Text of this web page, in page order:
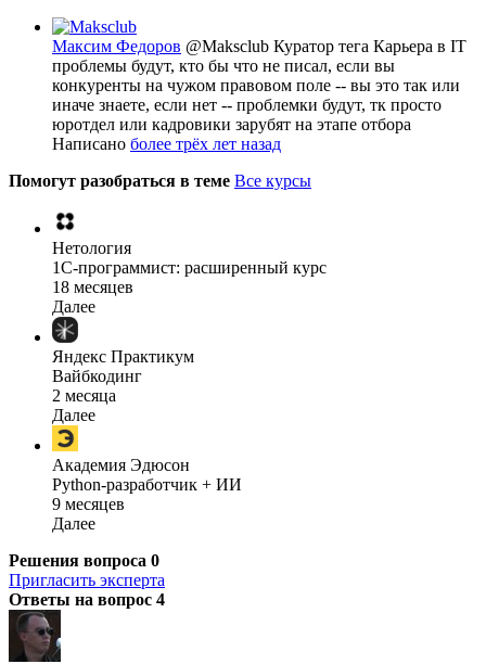
Максим Федоров @Maksclub Куратор тега Карьера в IT
проблемы будут, кто бы что не писал, если вы
конкуренты на чужом правовом поле -- вы это так или
иначе знаете, если нет -- проблемки будут, тк просто
юротдел или кадровики зарубят на этапе отбора
Написано более трёх лет назад
Помогут разобраться в теме Все курсы
Нетология
1C-программист: расширенный курс
18 месяцев
Далее
Яндекс Практикум
Вайбкодинг
2 месяца
Далее
Академия Эдюсон
Python-разработчик + ИИ
9 месяцев
Далее
Решения вопроса 0
Пригласить эксперта
Ответы на вопрос 4